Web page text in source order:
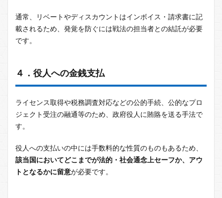
通常、リベートやディスカウントはインボイス・請求書に記
載されるため、発覚を防ぐには戦法の担当者との結託が必要
です。
４．役人への金銭支払
ライセンス取得や税務調査対応などの公的手続、公的なプロ
ジェクト受注の融通等のため、政府役人に賄賂を送る手法で
す。
役人への支払いの中には手数料的な性質のものもあるため、
該当国においてどこまでが法的・社会通念上セーフか、アウ
トとなるかに留意が必要です。